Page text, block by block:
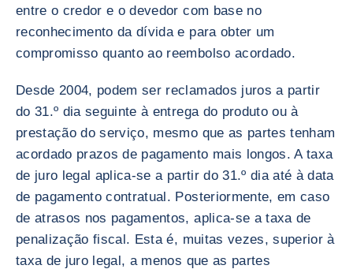
entre o credor e o devedor com base no
reconhecimento da dívida e para obter um
compromisso quanto ao reembolso acordado.
Desde 2004, podem ser reclamados juros a partir
do 31.º dia seguinte à entrega do produto ou à
prestação do serviço, mesmo que as partes tenham
acordado prazos de pagamento mais longos. A taxa
de juro legal aplica-se a partir do 31.º dia até à data
de pagamento contratual. Posteriormente, em caso
de atrasos nos pagamentos, aplica-se a taxa de
penalização fiscal. Esta é, muitas vezes, superior à
taxa de juro legal, a menos que as partes